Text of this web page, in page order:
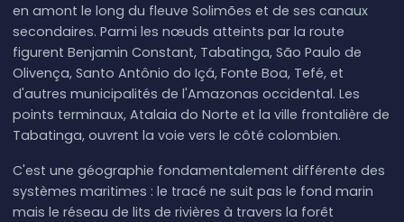
en amont le long du fleuve Solimões et de ses canaux
secondaires. Parmi les nœuds atteints par la route
figurent Benjamin Constant, Tabatinga, São Paulo de
Olivença, Santo Antônio do Içá, Fonte Boa, Tefé, et
d'autres municipalités de l'Amazonas occidental. Les
points terminaux, Atalaia do Norte et la ville frontalière de
Tabatinga, ouvrent la voie vers le côté colombien.
C'est une géographie fondamentalement différente des
systèmes maritimes : le tracé ne suit pas le fond marin
mais le réseau de lits de rivières à travers la forêt